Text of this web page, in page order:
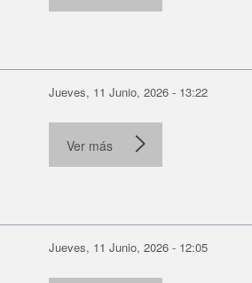
Jueves, 11 Junio, 2026 - 13:22
Ver más
Jueves, 11 Junio, 2026 - 12:05